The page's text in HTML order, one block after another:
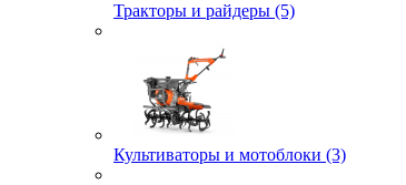
Тракторы и райдеры (5)
Культиваторы и мотоблоки (3)